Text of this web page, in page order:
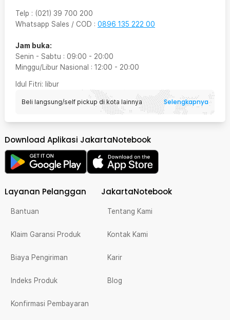
Telp : (021) 39 700 200
Whatsapp Sales / COD : 0896 135 222 00
Jam buka:
Senin - Sabtu : 09:00 - 20:00
Minggu/Libur Nasional : 12:00 - 20:00
Idul Fitri: libur
Beli langsung/self pickup di kota lainnya Selengkapnya
Download Aplikasi JakartaNotebook
Layanan Pelanggan
Bantuan
Klaim Garansi Produk
Biaya Pengiriman
Indeks Produk
Konfirmasi Pembayaran
JakartaNotebook
Tentang Kami
Kontak Kami
Karir
Blog